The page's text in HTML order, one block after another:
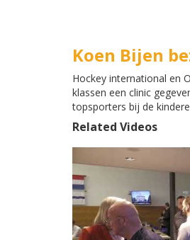
Koen Bijen
Hockey international en
klassen een clinic
topsporters bij de
Related Videos